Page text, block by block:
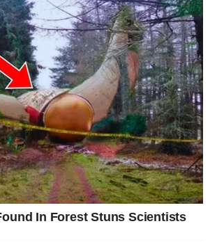
nisi.
poznanstvo kroz razgovor, društvene
Privlače te inteligentne,
znaju da vode razgovor i imaju širinu
i planovi
8. januar donosidinamičan i
dan. Biće mnogo informacija,
i odluka koje treba doneti. Blizanci su
jer brzo razmišljaju i lako povezuju